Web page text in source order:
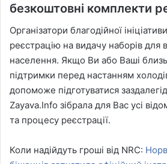
безкоштовні комплекти
Організатори благодійної
реєстрацію на видачу наборів для
населення. Якщо Ви або Ваші
підтримки перед настанням
допоможе підготуватися
Zayava.Info зібрала для Вас усі
та процесу реєстрації.
Коли надійдуть гроші від NRC: